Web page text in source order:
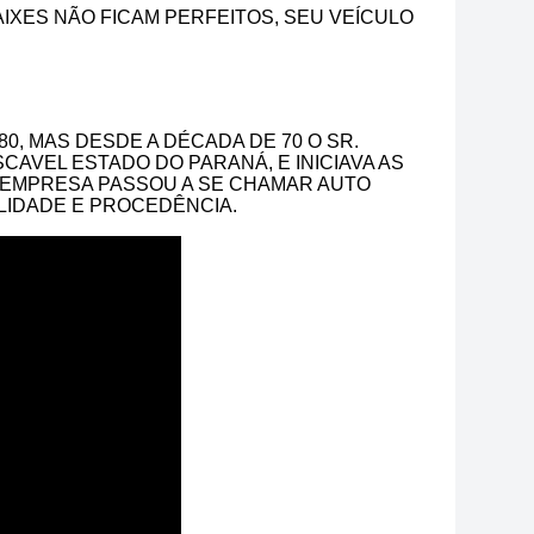
NÃO FICAM PERFEITOS, SEU VEÍCULO
MAS DESDE A DÉCADA DE 70 O SR.
ESTADO DO PARANÁ, E INICIAVA AS
PASSOU A SE CHAMAR AUTO
E PROCEDÊNCIA.